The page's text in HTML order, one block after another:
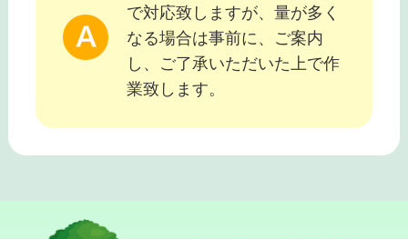
で対応致しますが、量が多く
なる場合は事前に、ご案内
し、ご了承いただいた上で作
業致します。